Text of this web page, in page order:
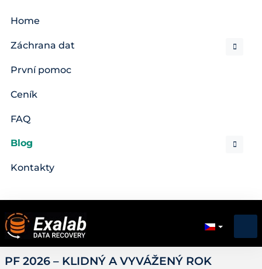
Home
Záchrana dat
První pomoc
Ceník
FAQ
Blog
Kontakty
PF 2026 – KLIDNÝ A VYVÁŽENÝ ROK